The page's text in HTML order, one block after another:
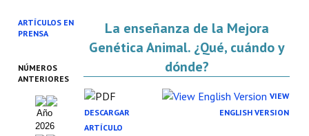
SOBRE NOSOTROS
Cincuentenario AIDA
Organigrama
ARTÍCULOS EN
PRENSA
NÚMEROS
ANTERIORES
Año
2026
La enseñanza de la Mejora
Genética Animal. ¿Qué, cuándo y
dónde?
DESCARGAR
ARTÍCULO
VIEW
ENGLISH VERSION